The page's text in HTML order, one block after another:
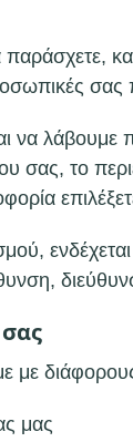
σας
να
σας, το
με
μας